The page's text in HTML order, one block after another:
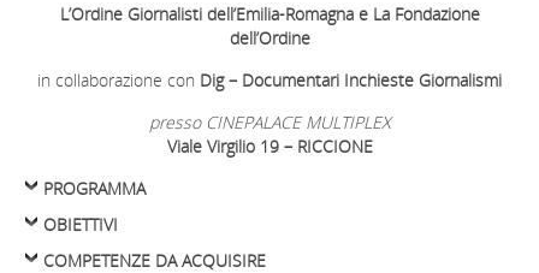
L’Ordine Giornalisti dell’Emilia-Romagna e La Fondazione
dell’Ordine
in collaborazione con Dig – Documentari Inchieste Giornalismi
presso CINEPALACE MULTIPLEX
Viale Virgilio 19 – RICCIONE
PROGRAMMA
OBIETTIVI
COMPETENZE DA ACQUISIRE